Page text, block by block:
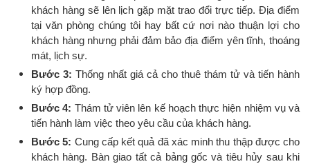
khách hàng sẽ lên lịch gặp mặt trao đổi trực tiếp. Địa điểm
tại văn phòng chúng tôi hay bất cứ nơi nào thuận lợi cho
khách hàng nhưng phải đảm bảo địa điểm yên tĩnh, thoáng
mát, lịch sự.
Bước 3: Thống nhất giá cả cho thuê thám tử và tiến hành
ký hợp đồng.
Bước 4: Thám tử viên lên kế hoạch thực hiện nhiệm vụ và
tiến hành làm việc theo yêu cầu của khách hàng.
Bước 5: Cung cấp kết quả đã xác minh thu thập được cho
khách hàng. Bàn giao tất cả bảng gốc và tiêu hủy sau khi